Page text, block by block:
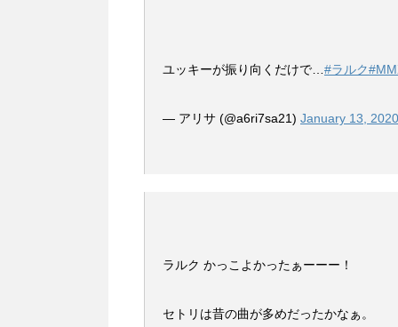
ユッキーが振り向くだけで… #ラルク
— アリサ (@a6ri7sa21) January 13, 2020
ラルク かっこよかったぁーーー！
セトリは昔の曲が多めだったかなぁ。